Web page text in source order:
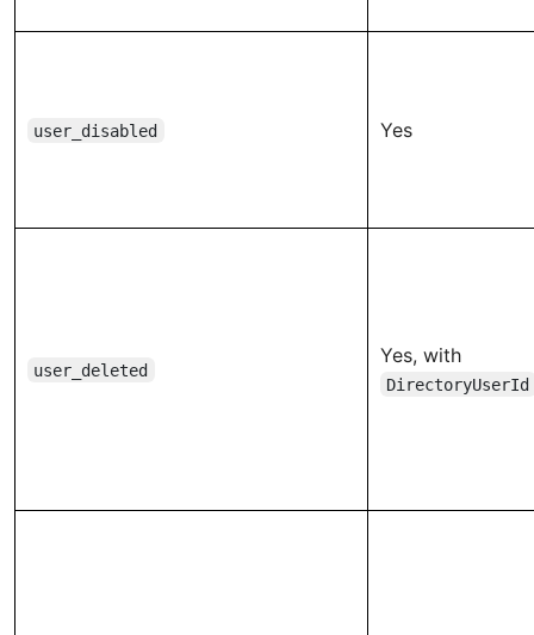
user_disabled Yes
user_deleted
Yes, with
DirectoryUserId